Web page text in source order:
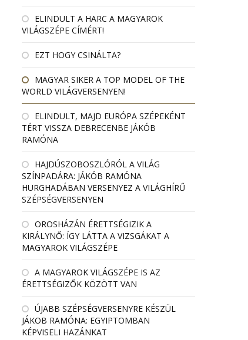
ELINDULT A HARC A MAGYAROK
VILÁGSZÉPE CÍMÉRT!
EZT HOGY CSINÁLTA?
MAGYAR SIKER A TOP MODEL OF THE
WORLD VILÁGVERSENYEN!
ELINDULT, MAJD EURÓPA SZÉPEKÉNT
TÉRT VISSZA DEBRECENBE JÁKÓB
RAMÓNA
HAJDÚSZOBOSZLÓRÓL A VILÁG
SZÍNPADÁRA: JÁKÓB RAMÓNA
HURGHADÁBAN VERSENYEZ A VILÁGHÍRŰ
SZÉPSÉGVERSENYEN
OROSHÁZÁN ÉRETTSÉGIZIK A
KIRÁLYNŐ: ÍGY LÁTTA A VIZSGÁKAT A
MAGYAROK VILÁGSZÉPE
A MAGYAROK VILÁGSZÉPE IS AZ
ÉRETTSÉGIZŐK KÖZÖTT VAN
ÚJABB SZÉPSÉGVERSENYRE KÉSZÜL
JÁKOB RAMÓNA: EGYIPTOMBAN
KÉPVISELI HAZÁNKAT